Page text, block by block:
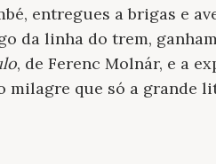
entregues a brigas e
da linha do trem,
, de Ferenc Molnár, e a
milagre que só a grande